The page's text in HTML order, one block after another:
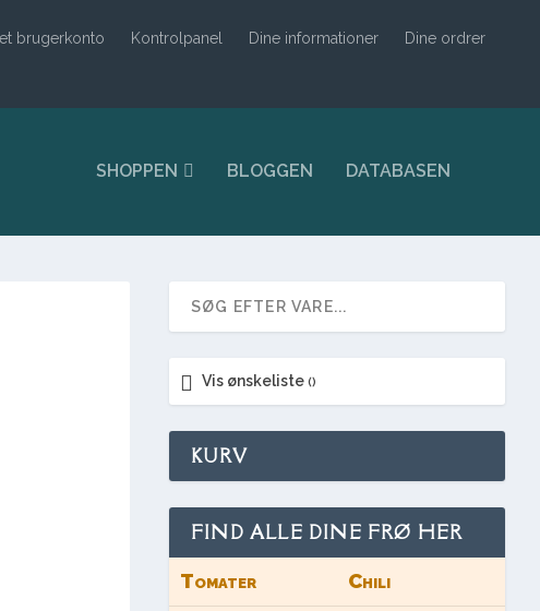
brugerkonto Kontrolpanel Dine informationer Dine ordrer
SHOPPEN BLOGGEN DATABASEN
Vis ønskeliste
KURV
FIND ALLE DINE FRØ HER
Tomater Chili